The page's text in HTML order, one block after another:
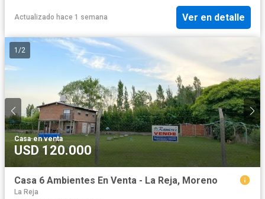
Actualizado hace 1 semana Ver en detalle
1 /2
Casa·en venta
USD 120.000
Casa 6 Ambientes En Venta - La Reja, Moreno
La Reja